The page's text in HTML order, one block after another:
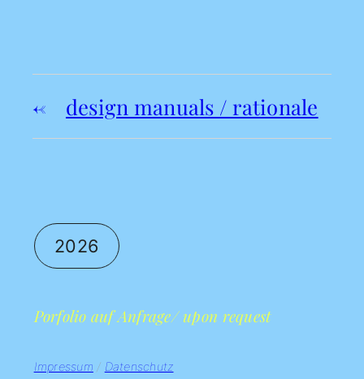
design manuals / rationale
2026
Porfolio auf Anfrage/ upon request
Impressum / Datenschutz